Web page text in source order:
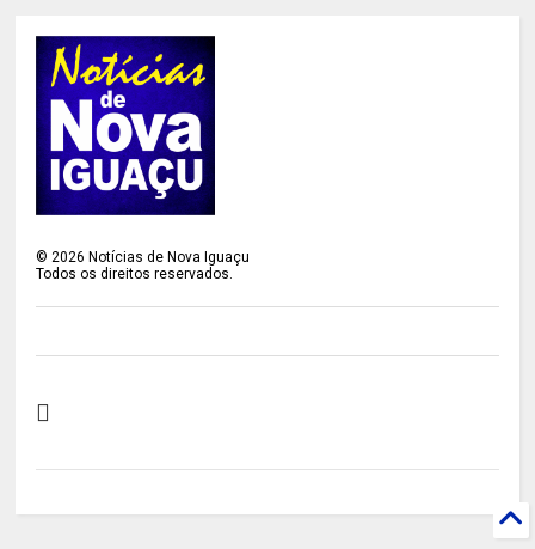
©2026 Notícias de Nova Iguaçu
Todos os direitos reservados.